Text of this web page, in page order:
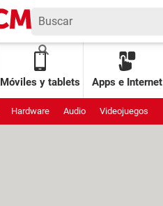
Móviles y tablets Apps e Internet
Hardware Audio Videojuegos